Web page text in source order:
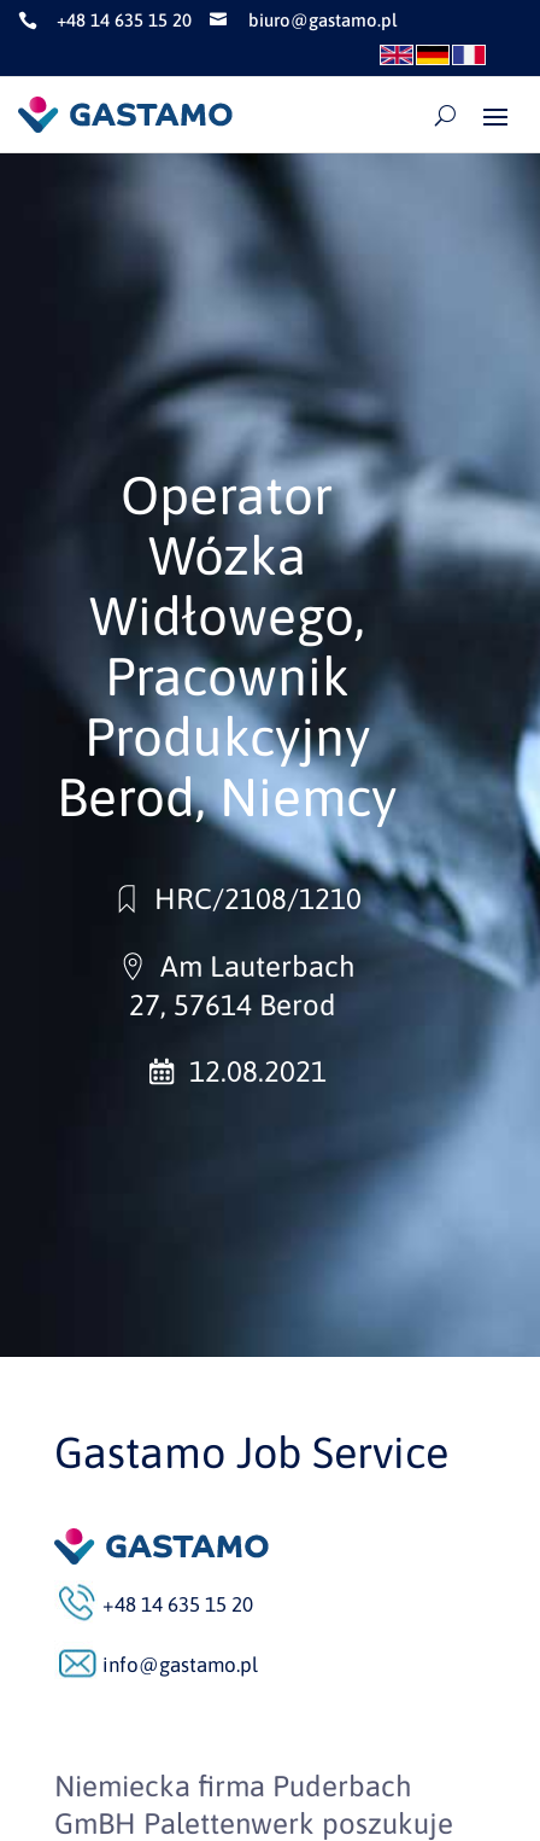
 +48 14 635 15 20  biuro@gastamo.pl
Operator
Wózka
Widłowego,
Pracownik
Produkcyjny
Berod, Niemcy
HRC/2108/1210
Am Lauterbach
27, 57614 Berod
12.08.2021
Gastamo Job Service
+48 14 635 15 20
info@gastamo.pl
Niemiecka firma Puderbach
GmBH Palettenwerk poszukuje